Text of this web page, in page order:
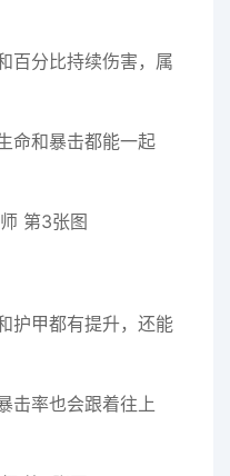
百分比持续伤害，属
命和暴击都能一起
护甲都有提升，还能
击率也会跟着往上